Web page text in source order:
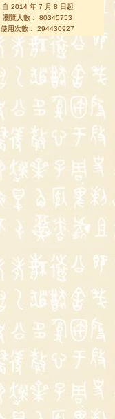
自 2014 年 7 月 8 日起
瀏覽人數： 80345753
使用次數： 294430927